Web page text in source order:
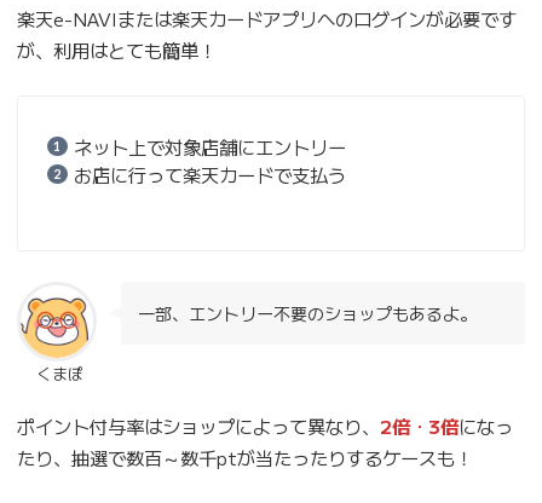
楽天e-NAVIまたは楽天カードアプリへのログインが必要です
が、利用はとても簡単！
ネット上で対象店舗にエントリー
お店に行って楽天カードで支払う
くまぽ
一部、エントリー不要のショップもあるよ。
ポイント付与率はショップによって異なり、 2倍・ 3倍になっ
たり、抽選で数百～数千ptが当たったりするケースも！